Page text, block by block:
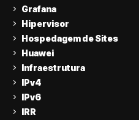
Grafana
Hipervisor
Hospedagem de Sites
Huawei
Infraestrutura
IPv4
IPv6
IRR